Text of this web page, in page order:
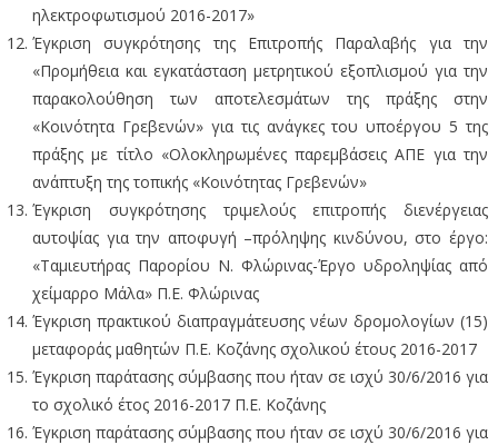
ηλεκτροφωτισμού 2016-2017»
Έγκριση συγκρότησης της Επιτροπής Παραλαβής για την
«Προμήθεια και εγκατάσταση μετρητικού εξοπλισμού για την
παρακολούθηση των αποτελεσμάτων της πράξης στην
«Κοινότητα Γρεβενών» για τις ανάγκες του υποέργου 5 της
πράξης με τίτλο «Ολοκληρωμένες παρεμβάσεις ΑΠΕ για την
ανάπτυξη της τοπικής «Κοινότητας Γρεβενών»
Έγκριση συγκρότησης τριμελούς επιτροπής διενέργειας
αυτοψίας για την αποφυγή –πρόληψης κινδύνου, στο έργο:
«Ταμιευτήρας Παρορίου Ν. Φλώρινας-Έργο υδροληψίας από
χείμαρρο Μάλα» Π.Ε. Φλώρινας
Έγκριση πρακτικού διαπραγμάτευσης νέων δρομολογίων (15)
μεταφοράς μαθητών Π.Ε. Κοζάνης σχολικού έτους 2016-2017
Έγκριση παράτασης σύμβασης που ήταν σε ισχύ 30/6/2016 για
το σχολικό έτος 2016-2017 Π.Ε. Κοζάνης
Έγκριση παράτασης σύμβασης που ήταν σε ισχύ 30/6/2016 για